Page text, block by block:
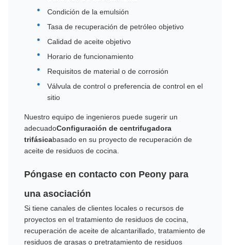
Condición de la emulsión
Tasa de recuperación de petróleo objetivo
Calidad de aceite objetivo
Horario de funcionamiento
Requisitos de material o de corrosión
Válvula de control o preferencia de control en el
sitio
Nuestro equipo de ingenieros puede sugerir un
adecuadoConfiguración de centrifugadora
trifásicabasado en su proyecto de recuperación de
aceite de residuos de cocina.
Póngase en contacto con Peony para
una asociación
Si tiene canales de clientes locales o recursos de
proyectos en el tratamiento de residuos de cocina,
recuperación de aceite de alcantarillado, tratamiento de
residuos de grasas o pretratamiento de residuos